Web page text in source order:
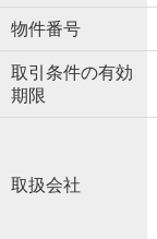
物件番号
取引条件の有効
期限
取扱会社